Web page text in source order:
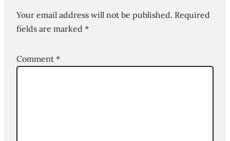
Your email address will not be published. Required
fields are marked *
Comment *